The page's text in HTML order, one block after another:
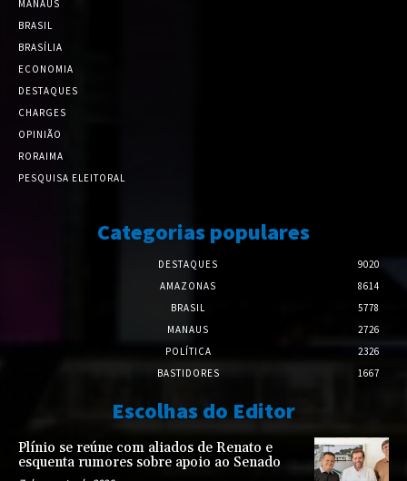
MANAUS
BRASIL
BRASÍLIA
ECONOMIA
DESTAQUES
CHARGES
OPINIÃO
RORAIMA
PESQUISA ELEITORAL
Categorias populares
DESTAQUES
9020
AMAZONAS
8614
BRASIL
5778
MANAUS
2726
POLÍTICA
2326
BASTIDORES
1667
Escolhas do Editor
Plínio se reúne com aliados de Renato e
esquenta rumores sobre apoio ao Senado